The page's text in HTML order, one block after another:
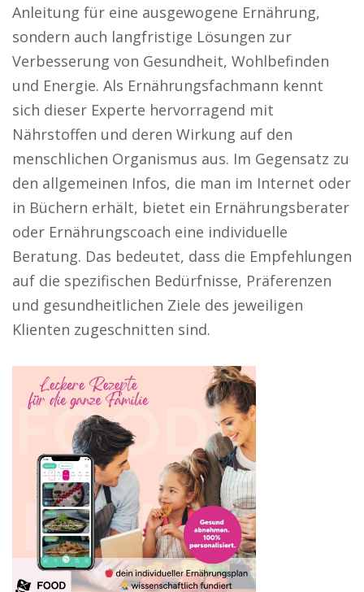
Anleitung für eine ausgewogene Ernährung,
sondern auch langfristige Lösungen zur
Verbesserung von Gesundheit, Wohlbefinden
und Energie. Als Ernährungsfachmann kennt
sich dieser Experte hervorragend mit
Nährstoffen und deren Wirkung auf den
menschlichen Organismus aus. Im Gegensatz zu
den allgemeinen Infos, die man im Internet oder
in Büchern erhält, bietet ein Ernährungsberater
oder Ernährungscoach eine individuelle
Beratung. Das bedeutet, dass die Empfehlungen
auf die spezifischen Bedürfnisse, Präferenzen
und gesundheitlichen Ziele des jeweiligen
Klienten zugeschnitten sind.